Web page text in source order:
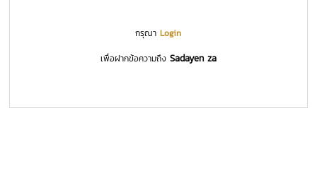
กรุณาLogin
เพื่อฝากข้อความถึง Sadayen za